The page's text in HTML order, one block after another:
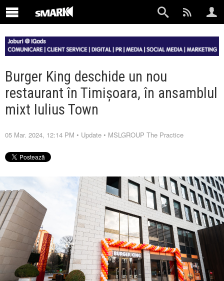
Burger King deschide un nou
restaurant în Timișoara, în ansamblul
mixt Iulius Town
05 Mar. 2024, 12:14 PM • Update • MSLGROUP The Practice